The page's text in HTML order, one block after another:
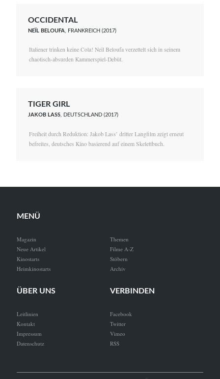
OCCIDENTAL
NEÏL BELOUFA , FRANKREICH (2017)
Italiener trinken keine Cola! Neïl Beloufa verzettelt sich in seinem
chaotisch-absurden Kammerspiel-Debüt.
TIGER GIRL
JAKOB LASS, DEUTSCHLAND (2017)
Freiheit durch Reduktion: Jakob Lass’ dritter Langfilm zeigt erneut
befreites, deutsches Kino basierend auf einem Skelettbuch.
MENÜ
Magazin
Neue Artikel
Kinostarts
Heimkinostarts
Themen
Filme A-Z
Stöbern
Archiv
ÜBER UNS
Leitlinien
Kontakt
Impressum
Datenschutz
VERBINDEN
Facebook
Twitter
Vimeo
RSS